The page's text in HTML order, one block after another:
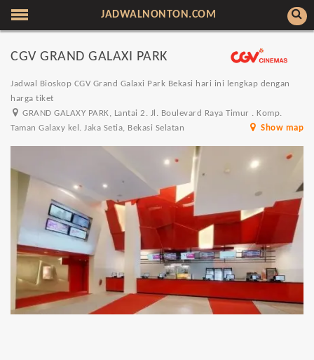
JADWALNONTON.COM
CGV GRAND GALAXI PARK
Jadwal Bioskop CGV Grand Galaxi Park Bekasi hari ini lengkap dengan
harga tiket
GRAND GALAXY PARK, Lantai 2. Jl. Boulevard Raya Timur . Komp.
Taman Galaxy kel. Jaka Setia, Bekasi Selatan
Show map